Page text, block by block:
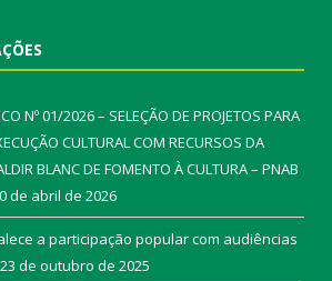
Nº 01/2026 – SELEÇÃO DE PROJETOS PARA
CULTURAL COM RECURSOS DA
BLANC DE FOMENTO À CULTURA – PNAB
de abril de 2026
a participação popular com audiências
23 de outubro de 2025